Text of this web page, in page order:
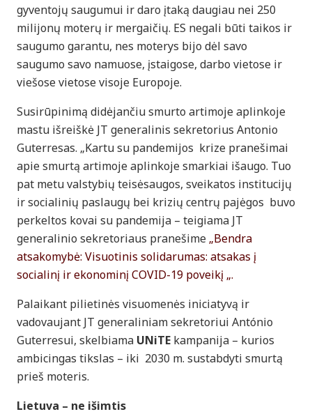
gyventojų saugumui ir daro įtaką daugiau nei 250
milijonų moterų ir mergaičių. ES negali būti taikos ir
saugumo garantu, nes moterys bijo dėl savo
saugumo savo namuose, įstaigose, darbo vietose ir
viešose vietose visoje Europoje.
Susirūpinimą didėjančiu smurto artimoje aplinkoje
mastu išreiškė JT generalinis sekretorius Antonio
Guterresas. „Kartu su pandemijos krize pranešimai
apie smurtą artimoje aplinkoje smarkiai išaugo. Tuo
pat metu valstybių teisėsaugos, sveikatos institucijų
ir socialinių paslaugų bei krizių centrų pajėgos buvo
perkeltos kovai su pandemija – teigiama JT
generalinio sekretoriaus pranešime „Bendra
atsakomybė: Visuotinis solidarumas: atsakas į
socialinį ir ekonominį COVID-19 poveikį „.
Palaikant pilietinės visuomenės iniciatyvą ir
vadovaujant JT generaliniam sekretoriui António
Guterresui, skelbiama UNiTE kampanija – kurios
ambicingas tikslas – iki 2030 m. sustabdyti smurtą
prieš moteris.
Lietuva – ne išimtis